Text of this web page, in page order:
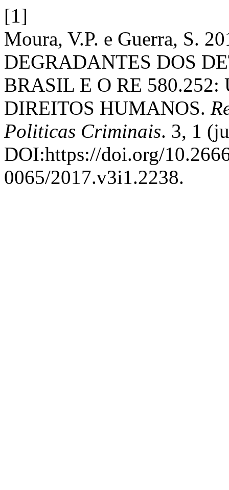
[1]
Moura, V.P. e Guerra, S.
DEGRADANTES DOS
BRASIL E O RE
DIREITOS HUMANOS.
Politicas Criminais. 3, 1
DOI:https://doi.org/
0065/2017.v3i1.2238.